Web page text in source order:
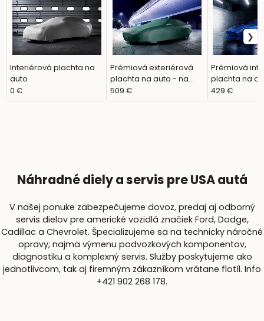
Interiérová plachta na
auto
0 €
Prémiová exteriérová
plachta na auto - na
mieru
509 €
Prémiová
plachta na
mieru
429 €
Náhradné diely a servis pre USA autá
V našej ponuke zabezpečujeme dovoz, predaj aj odborný
servis dielov pre americké vozidlá značiek Ford, Dodge,
Cadillac a Chevrolet. Špecializujeme sa na technicky náročné
opravy, najmä výmenu podvozkových komponentov,
diagnostiku a komplexný servis. Služby poskytujeme ako
jednotlivcom, tak aj firemným zákazníkom vrátane flotíl. Info
+421 902 268 178.